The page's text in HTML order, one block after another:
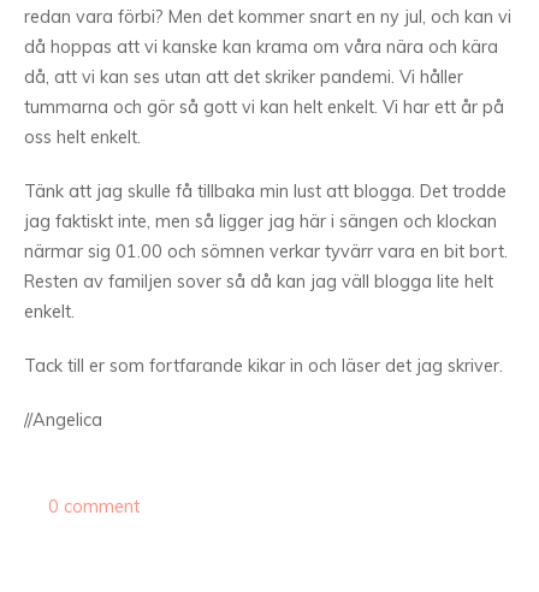
redan vara förbi? Men det kommer snart en ny jul, och kan vi
då hoppas att vi kanske kan krama om våra nära och kära
då, att vi kan ses utan att det skriker pandemi. Vi håller
tummarna och gör så gott vi kan helt enkelt. Vi har ett år på
oss helt enkelt.
Tänk att jag skulle få tillbaka min lust att blogga. Det trodde
jag faktiskt inte, men så ligger jag här i sängen och klockan
närmar sig 01.00 och sömnen verkar tyvärr vara en bit bort.
Resten av familjen sover så då kan jag väll blogga lite helt
enkelt.
Tack till er som fortfarande kikar in och läser det jag skriver.
//Angelica
0 comment